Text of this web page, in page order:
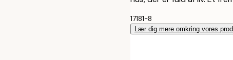
17181-8
Lær dig mere omkring vores